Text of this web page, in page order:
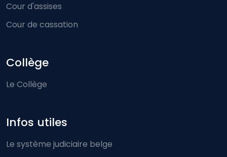
Cour d'assises
Cour de cassation
Collège
Le Collège
Infos utiles
Le système judiciaire belge